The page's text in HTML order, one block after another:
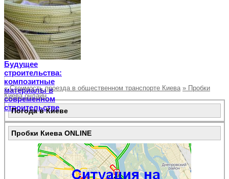
Будущее
строительства:
композитные
материалы в
современном
строительстве
«Стоимость проезда в общественном транспорте Киева » Пробки
Киева онлайн
Погода в Киеве
Пробки Киева ONLINE